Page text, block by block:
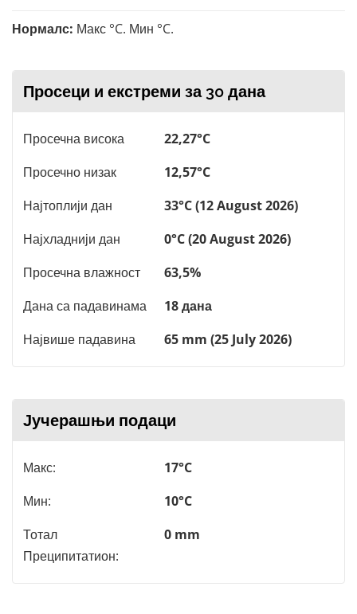
Нормалс: Макс °C. Мин °C.
Просеци и екстреми за 30 дана
Просечна висока
22,27°C
Просечно низак
12,57°C
Најтоплији дан
33°C (12 August 2026)
Најхладнији дан
0°C (20 August 2026)
Просечна влажност
63,5%
Дана са падавинама
18 дана
Највише падавина
65 mm (25 July 2026)
Јучерашњи подаци
Макс:
17°C
Мин:
10°C
Тотал
Преципитатион:
0 mm